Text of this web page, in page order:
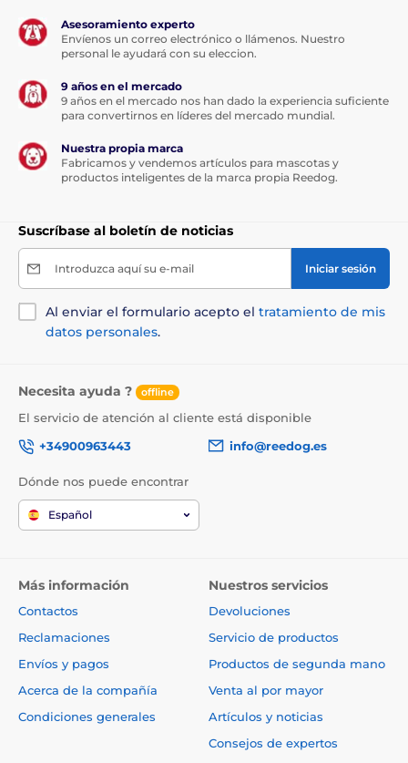
Asesoramiento experto
Envíenos un correo electrónico o llámenos. Nuestro
personal le ayudará con su eleccion.
9 años en el mercado
9 años en el mercado nos han dado la experiencia suficiente
para convertirnos en líderes del mercado mundial.
Nuestra propia marca
Fabricamos y vendemos artículos para mascotas y
productos inteligentes de la marca propia Reedog.
Suscríbase al boletín de noticias
Introduzca aquí su e-mail Iniciar sesión
Al enviar el formulario acepto el tratamiento de mis
datos personales.
Necesita ayuda ? offline
El servicio de atención al cliente está disponible
+34900963443
info@reedog.es
Dónde nos puede encontrar
Español
Más información
Contactos
Reclamaciones
Envíos y pagos
Acerca de la compañía
Condiciones generales
Nuestros servicios
Devoluciones
Servicio de productos
Productos de segunda mano
Venta al por mayor
Artículos y noticias
Consejos de expertos